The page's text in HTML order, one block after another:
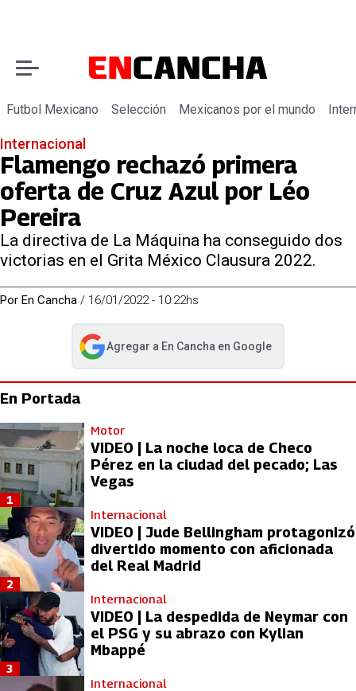
Futbol Mexicano Selección Mexicanos por el mundo
Internacional
Flamengo rechazó primera
oferta de Cruz Azul por Léo
Pereira
La directiva de La Máquina ha conseguido dos
victorias en el Grita México Clausura 2022.
Por En Cancha / 16/01/2022 - 10:22hs
Agregar a En Cancha en Google
abre en nueva pestaña
En Portada
Motor
VIDEO | La noche loca de Checo
Pérez en la ciudad del pecado; Las
Vegas
1
Internacional
VIDEO | Jude Bellingham protagonizó
divertido momento con aficionada
del Real Madrid
2
Internacional
VIDEO | La despedida de Neymar con
el PSG y su abrazo con Kylian
Mbappé
3
Internacional